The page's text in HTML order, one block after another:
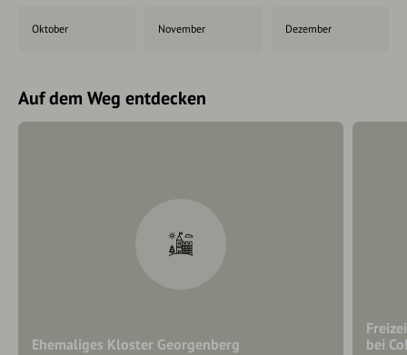
Oktober November Dezember
Auf dem Weg entdecken
Ehemaliges Kloster Georgenberg
bei